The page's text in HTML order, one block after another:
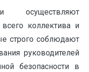
осуществляют
коллектива и
строго соблюдают
руководителей
безопасности в